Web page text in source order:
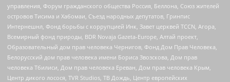
управления, Форум гражданского общества Россия, Беллона, Союз жителей
островов Тисима и Хабомаи, Съезд народных депутатов, Гринпис
Интернешнл, Фонд борьбы с коррупцией Инк, Завет церквей TCCN, Агора,
Всемирный фонд природы, BDR Novaja Gazeta-Europe, Алтай проект,
Образовательный дом прав человека Чернигов, Фонд Дом Прав Человека,
Белорусский дом прав человека имени Бориса Звозскова, Дом прав
человека Тбилиси, Дом прав человека Ереван, Дом прав человека Крым,
Центр дикого лосося, TVR Studios, ТВ Дождь, Центр европейских